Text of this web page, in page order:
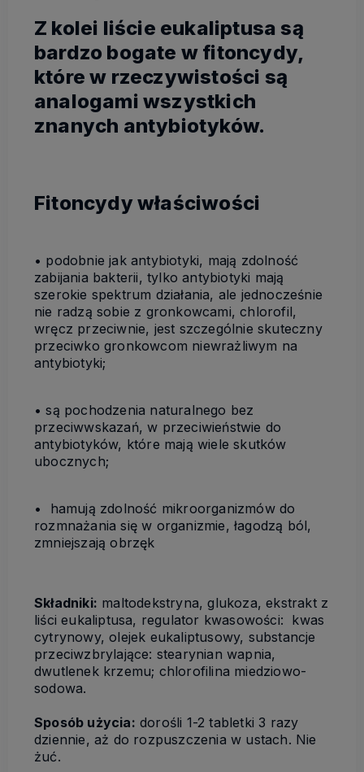
Z kolei liście eukaliptusa są
bardzo bogate w fitoncydy,
które w rzeczywistości są
analogami wszystkich
znanych antybiotyków.
Fitoncydy właściwości
• podobnie jak antybiotyki, mają zdolność
zabijania bakterii, tylko antybiotyki mają
szerokie spektrum działania, ale jednocześnie
nie radzą sobie z gronkowcami, chlorofil,
wręcz przeciwnie, jest szczególnie skuteczny
przeciwko gronkowcom niewrażliwym na
antybiotyki;
• są pochodzenia naturalnego bez
przeciwwskazań, w przeciwieństwie do
antybiotyków, które mają wiele skutków
ubocznych;
• hamują zdolność mikroorganizmów do
rozmnażania się w organizmie, łagodzą ból,
zmniejszają obrzęk
Składniki: maltodekstryna, glukoza, ekstrakt z
liści eukaliptusa, regulator kwasowości: kwas
cytrynowy, olejek eukaliptusowy, substancje
przeciwzbrylające: stearynian wapnia,
dwutlenek krzemu; chlorofilina miedziowo-
sodowa.
Sposób użycia: dorośli 1-2 tabletki 3 razy
dziennie, aż do rozpuszczenia w ustach. Nie
żuć.